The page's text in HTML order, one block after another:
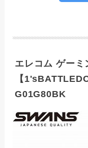
エレコム ゲーミ
【
G01G80BK